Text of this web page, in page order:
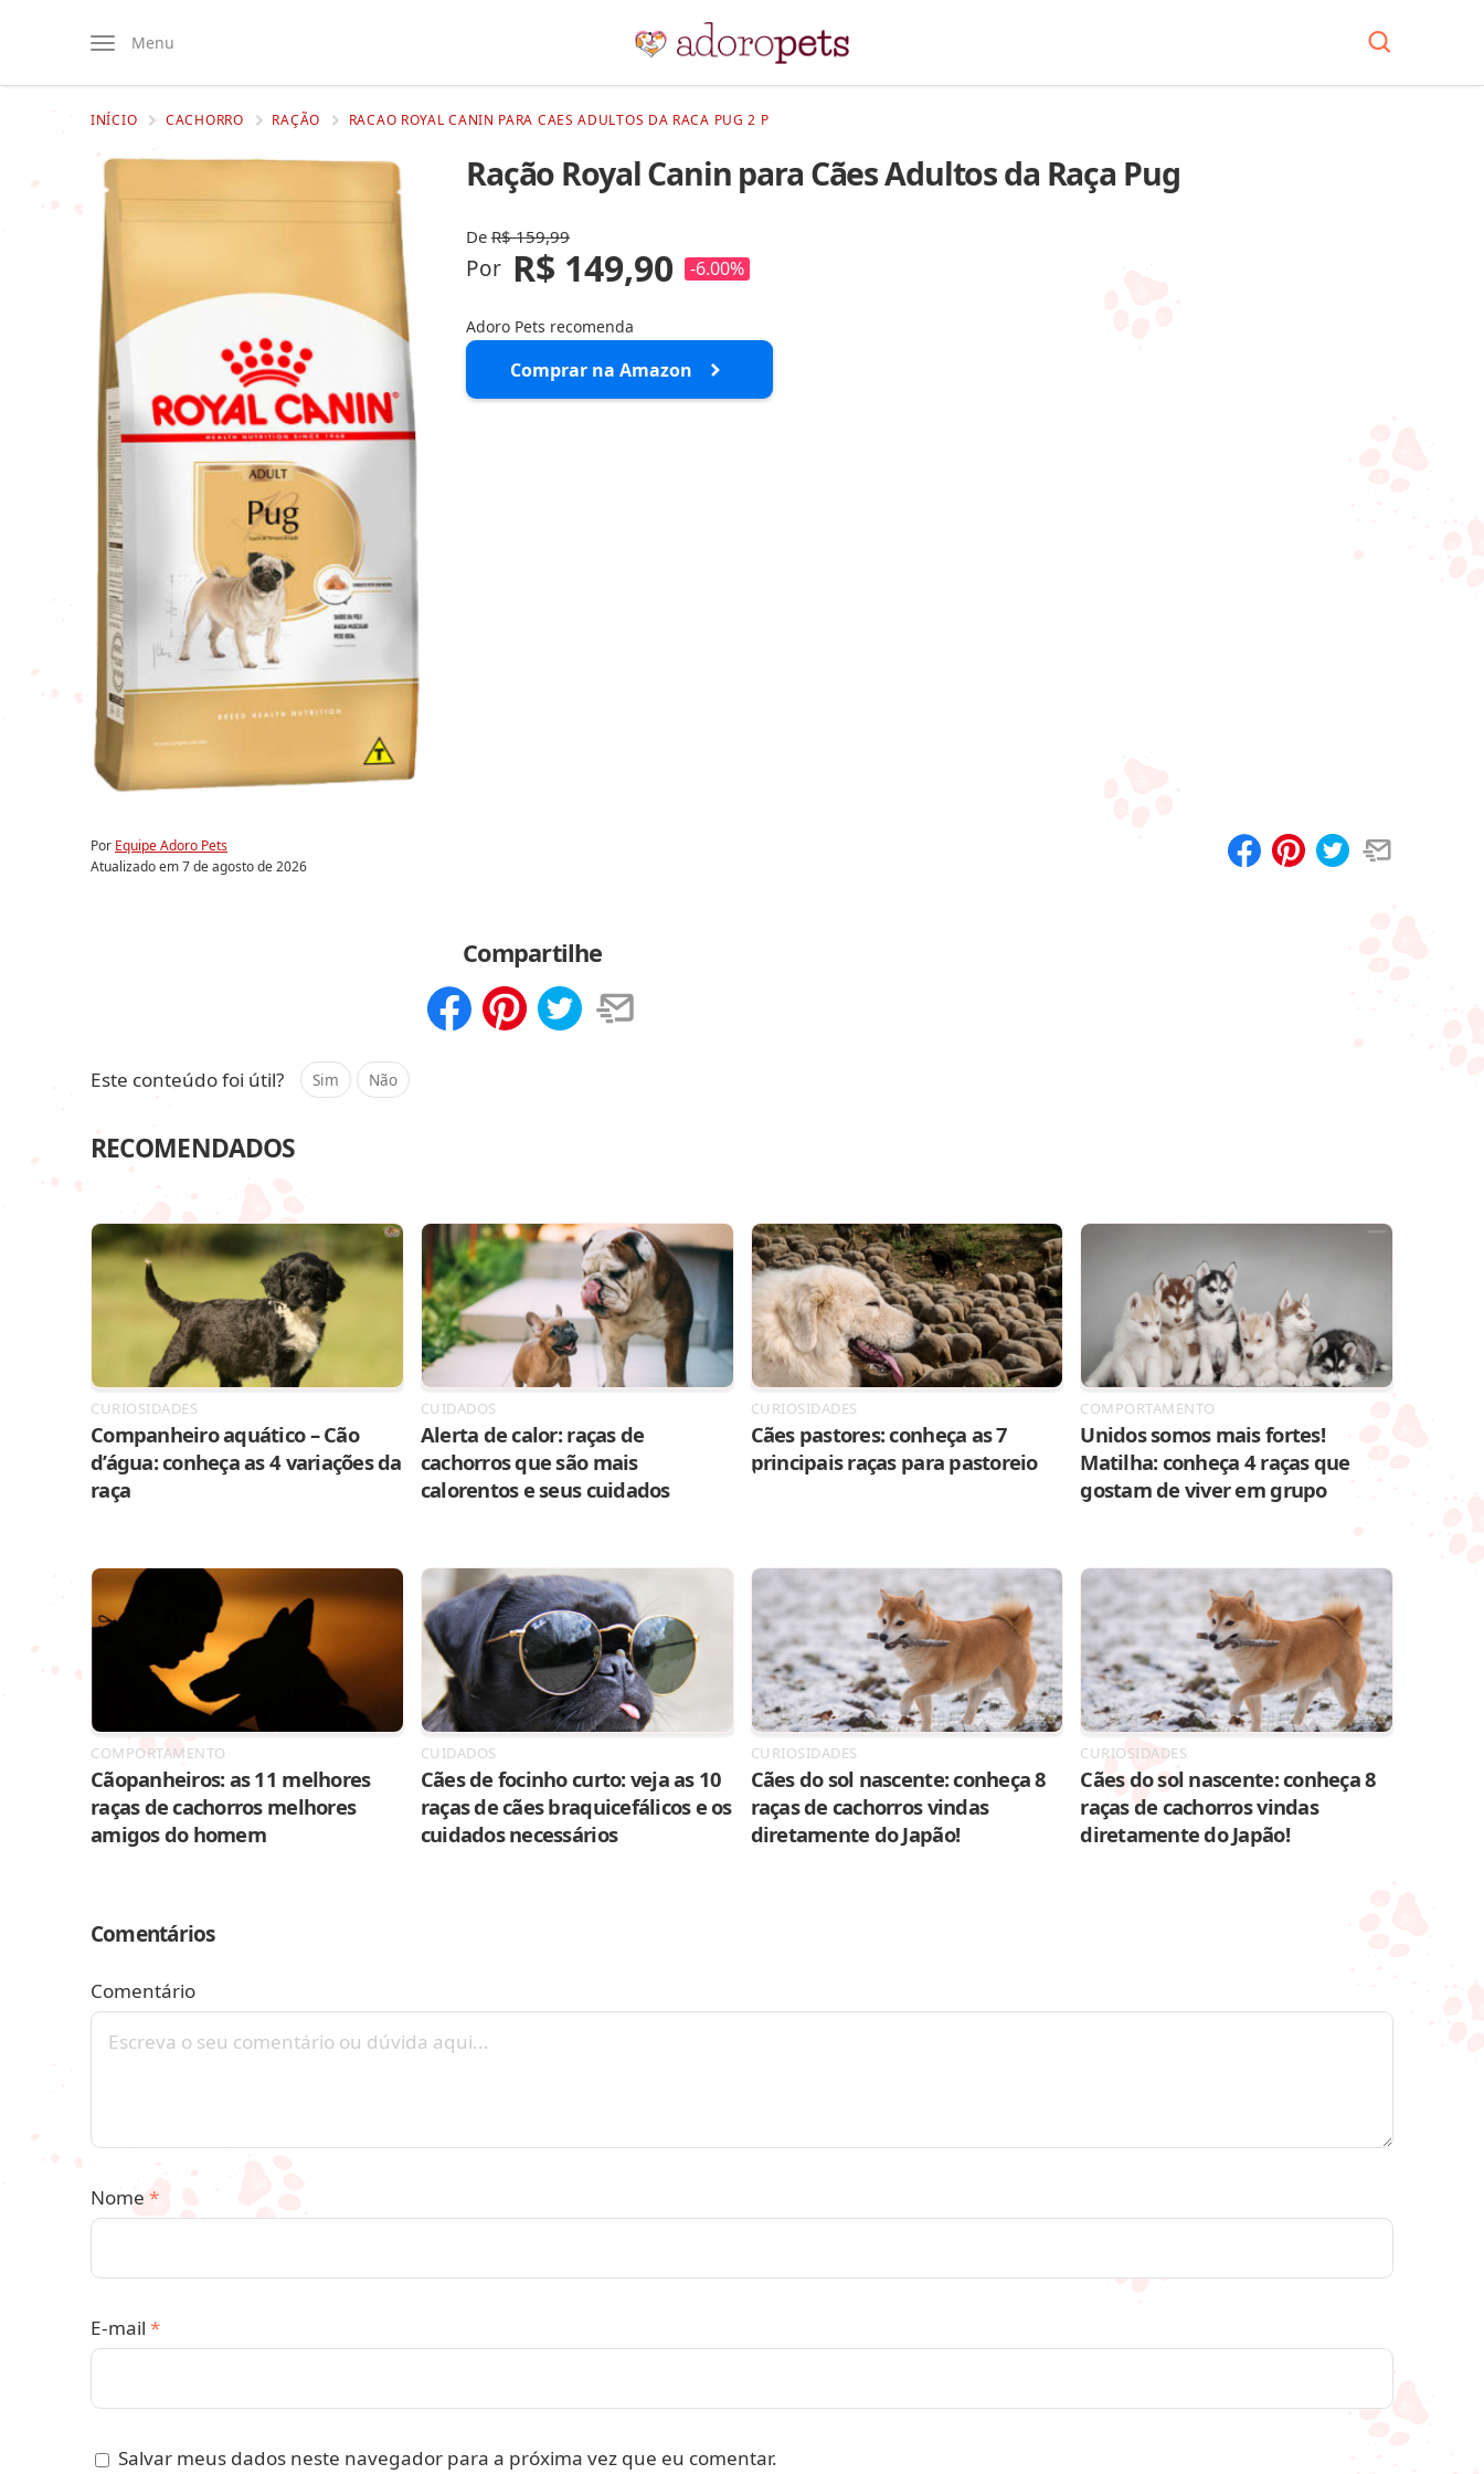
Menu
INÍCIO CACHORRO RAÇÃO RACAO ROYAL CANIN PARA CAES ADULTOS DA RACA PUG 2 P
Ração Royal Canin para Cães Adultos da Raça Pug
De R$ 159,99
Por R$ 149,90 -6.00%
Adoro Pets recomenda
Comprar na Amazon
Por Equipe Adoro Pets
Atualizado em7 de agosto de 2026
Compartilhe
Este conteúdo foi útil? Sim Não
RECOMENDADOS
CURIOSIDADES
Companheiro aquático – Cão
d’água: conheça as 4 variações da
raça
CUIDADOS
Alerta de calor: raças de
cachorros que são mais
calorentos e seus cuidados
CURIOSIDADES
Cães pastores: conheça as 7
principais raças para pastoreio
COMPORTAMENTO
Unidos somos mais fortes!
Matilha: conheça 4 raças que
gostam de viver em grupo
COMPORTAMENTO
Cãopanheiros: as 11 melhores
raças de cachorros melhores
amigos do homem
CUIDADOS
Cães de focinho curto: veja as 10
raças de cães braquicefálicos e os
cuidados necessários
CURIOSIDADES
Cães do sol nascente: conheça 8
raças de cachorros vindas
diretamente do Japão!
CURIOSIDADES
Cães do sol nascente: conheça 8
raças de cachorros vindas
diretamente do Japão!
Comentários
Comentário
Nome *
E-mail *
Salvar meus dados neste navegador para a próxima vez que eu comentar.